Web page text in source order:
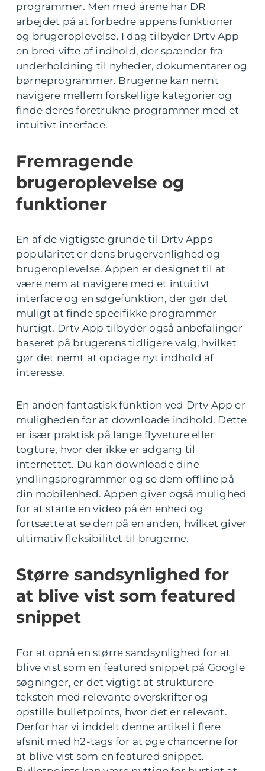
programmer. Men med årene har DR
arbejdet på at forbedre appens funktioner
og brugeroplevelse. I dag tilbyder Drtv App
en bred vifte af indhold, der spænder fra
underholdning til nyheder, dokumentarer og
børneprogrammer. Brugerne kan nemt
navigere mellem forskellige kategorier og
finde deres foretrukne programmer med et
intuitivt interface.
Fremragende
brugeroplevelse og
funktioner
En af de vigtigste grunde til Drtv Apps
popularitet er dens brugervenlighed og
brugeroplevelse. Appen er designet til at
være nem at navigere med et intuitivt
interface og en søgefunktion, der gør det
muligt at finde specifikke programmer
hurtigt. Drtv App tilbyder også anbefalinger
baseret på brugerens tidligere valg, hvilket
gør det nemt at opdage nyt indhold af
interesse.
En anden fantastisk funktion ved Drtv App er
muligheden for at downloade indhold. Dette
er især praktisk på lange flyveture eller
togture, hvor der ikke er adgang til
internettet. Du kan downloade dine
yndlingsprogrammer og se dem offline på
din mobilenhed. Appen giver også mulighed
for at starte en video på én enhed og
fortsætte at se den på en anden, hvilket giver
ultimativ fleksibilitet til brugerne.
Større sandsynlighed for
at blive vist som featured
snippet
For at opnå en større sandsynlighed for at
blive vist som en featured snippet på Google
søgninger, er det vigtigt at strukturere
teksten med relevante overskrifter og
opstille bulletpoints, hvor det er relevant.
Derfor har vi inddelt denne artikel i flere
afsnit med h2-tags for at øge chancerne for
at blive vist som en featured snippet.